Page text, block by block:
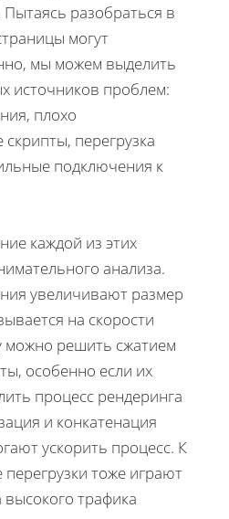
Пытаясь разобраться в
могут
мы можем выделить
источников проблем:
плохо
перегрузка
подключения к
каждой из этих
анализа.
увеличивают размер
на скорости
можно решить сжатием
особенно если их
процесс рендеринга
и конкатенация
ускорить процесс. К
тоже играют
трафика